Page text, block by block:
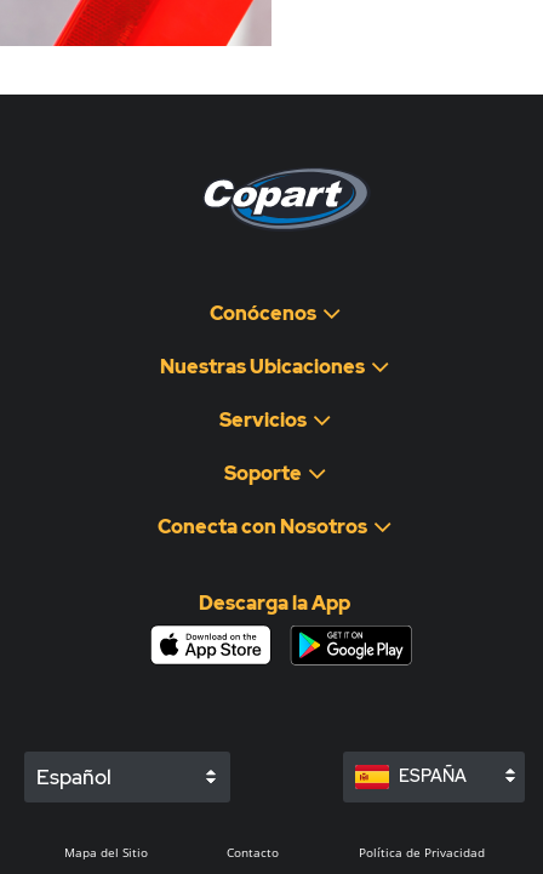
Conócenos
Nuestras Ubicaciones
Servicios
Soporte
Conecta con Nosotros
Descarga la App
Español ESPAÑA
Mapa del Sitio Contacto Política de Privacidad